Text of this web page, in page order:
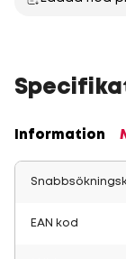
Information
EAN kod